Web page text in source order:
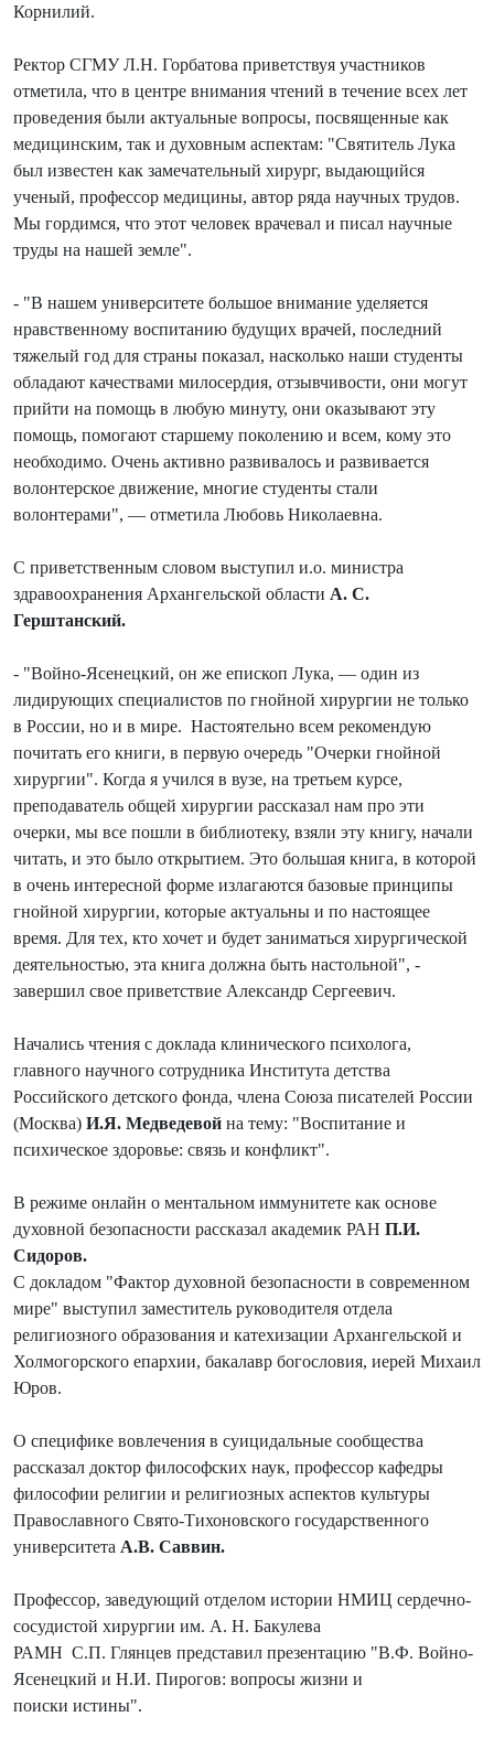
Корнилий.
Ректор СГМУ Л.Н. Горбатова приветствуя участников
отметила, что в центре внимания чтений в течение всех лет
проведения были актуальные вопросы, посвященные как
медицинским, так и духовным аспектам: "Святитель Лука
был известен как замечательный хирург, выдающийся
ученый, профессор медицины, автор ряда научных трудов.
Мы гордимся, что этот человек врачевал и писал научные
труды на нашей земле".
- "В нашем университете большое внимание уделяется
нравственному воспитанию будущих врачей, последний
тяжелый год для страны показал, насколько наши студенты
обладают качествами милосердия, отзывчивости, они могут
прийти на помощь в любую минуту, они оказывают эту
помощь, помогают старшему поколению и всем, кому это
необходимо. Очень активно развивалось и развивается
волонтерское движение, многие студенты стали
волонтерами", — отметила Любовь Николаевна.
С приветственным словом выступил и.о. министра
здравоохранения Архангельской области А. С.
Герштанский.
- "Войно-Ясенецкий, он же епископ Лука, — один из
лидирующих специалистов по гнойной хирургии не только
в России, но и в мире. Настоятельно всем рекомендую
почитать его книги, в первую очередь "Очерки гнойной
хирургии". Когда я учился в вузе, на третьем курсе,
преподаватель общей хирургии рассказал нам про эти
очерки, мы все пошли в библиотеку, взяли эту книгу, начали
читать, и это было открытием. Это большая книга, в которой
в очень интересной форме излагаются базовые принципы
гнойной хирургии, которые актуальны и по настоящее
время. Для тех, кто хочет и будет заниматься хирургической
деятельностью, эта книга должна быть настольной", -
завершил свое приветствие Александр Сергеевич.
Начались чтения с доклада клинического психолога,
главного научного сотрудника Института детства
Российского детского фонда, члена Союза писателей России
(Москва) И.Я. Медведевой на тему: "Воспитание и
психическое здоровье: связь и конфликт".
В режиме онлайн о ментальном иммунитете как основе
духовной безопасности рассказал академик РАН П.И.
Сидоров.
С докладом "Фактор духовной безопасности в современном
мире" выступил заместитель руководителя отдела
религиозного образования и катехизации Архангельской и
Холмогорского епархии, бакалавр богословия, иерей Михаил
Юров.
О специфике вовлечения в суицидальные сообщества
рассказал доктор философских наук, профессор кафедры
философии религии и религиозных аспектов культуры
Православного Свято-Тихоновского государственного
университета А.В. Саввин.
Профессор, заведующий отделом истории НМИЦ сердечно-
сосудистой хирургии им. А. Н. Бакулева
РАМН С.П. Глянцев представил презентацию "В.Ф. Войно-
Ясенецкий и Н.И. Пирогов: вопросы жизни и
поиски истины".